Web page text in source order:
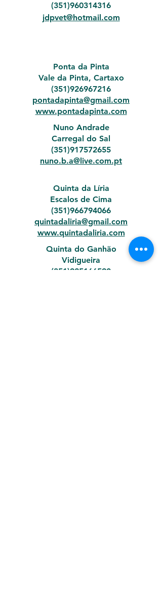
(351)960314316
jdpvet@hotmail.com
Ponta da Pinta
Vale da Pinta, Cartaxo
(351)926967216
pontadapinta@gmail.com
www.pontadapinta.com
Nuno Andrade
Carregal do Sal
(351)917572655
nuno.b.a@live.com.pt
Quinta da Líria
Escalos de Cima
(351)966794066
quintadaliria@gmail.com
www.quintadaliria.com
Quinta do Ganhão
Vidigueira
(351)925166590